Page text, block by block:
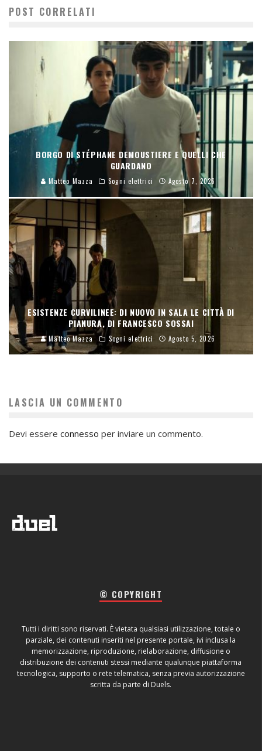
POST CORRELATI
BORGO DI STÉPHANE DEMOUSTIERE E QUELLI CHE
GUARDANO
Matteo Mazza Sogni elettrici Agosto 7, 2026
ESISTENZE CURVILINEE: DI NUOVO IN SALA LE CITTÀ DI
PIANURA, DI FRANCESCO SOSSAI
Matteo Mazza Sogni elettrici Agosto 5, 2026
LASCIA UN COMMENTO
Devi essere connesso per inviare un commento.
© COPYRIGHT
Tutti i diritti sono riservati. È vietata qualsiasi utilizzazione, totale o
parziale, dei contenuti inseriti nel presente portale, ivi inclusa la
memorizzazione, riproduzione, rielaborazione, diffusione o
distribuzione dei contenuti stessi mediante qualunque piattaforma
tecnologica, supporto o rete telematica, senza previa autorizzazione
scritta da parte di Duels.